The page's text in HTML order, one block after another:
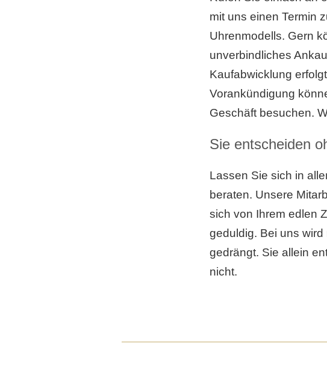
mit uns einen Termin
Uhrenmodells. Gern
unverbindliches
Kaufabwicklung
Vorankündigung
Geschäft besuchen.
Sie entscheiden
Lassen Sie sich in
beraten. Unsere
sich von Ihrem edlen
geduldig. Bei uns
gedrängt. Sie allein
nicht.